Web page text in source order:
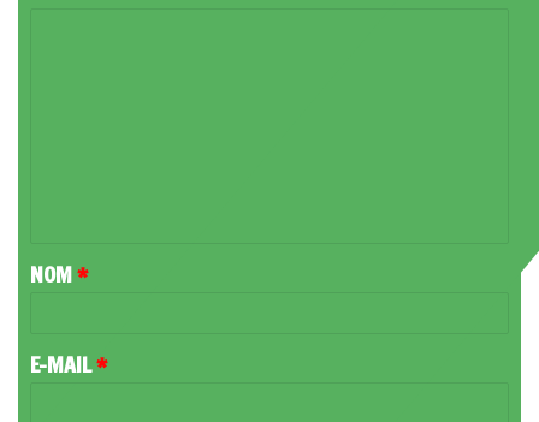
A
R
NOM*
E-MAIL*